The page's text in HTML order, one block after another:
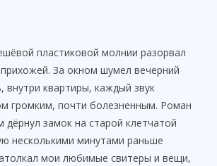
пластиковой молнии разорвал
За окном шумел вечерний
внутри квартиры, каждый звук
громким, почти болезненным. Роман
дёрнул замок на старой клетчатой
несколькими минутами раньше
мои любимые свитеры и вещи,